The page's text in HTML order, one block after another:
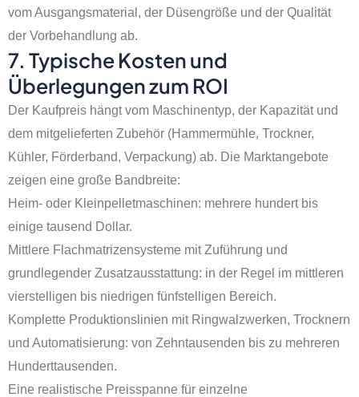
vom Ausgangsmaterial, der Düsengröße und der Qualität
der Vorbehandlung ab.
7. Typische Kosten und
Überlegungen zum ROI
Der Kaufpreis hängt vom Maschinentyp, der Kapazität und
dem mitgelieferten Zubehör (Hammermühle, Trockner,
Kühler, Förderband, Verpackung) ab. Die Marktangebote
zeigen eine große Bandbreite:
Heim- oder Kleinpelletmaschinen: mehrere hundert bis
einige tausend Dollar.
Mittlere Flachmatrizensysteme mit Zuführung und
grundlegender Zusatzausstattung: in der Regel im mittleren
vierstelligen bis niedrigen fünfstelligen Bereich.
Komplette Produktionslinien mit Ringwalzwerken, Trocknern
und Automatisierung: von Zehntausenden bis zu mehreren
Hunderttausenden.
Eine realistische Preisspanne für einzelne